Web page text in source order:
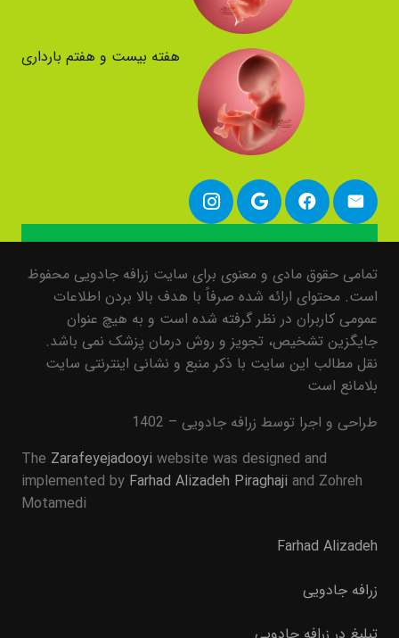
هفته بیست و هفتم بارداری
تمامی حقوق مادی و معنوی برای سایت زرافه جادویی محفوظ
است. محتوای ارائه شده صرفاً با هدف بالا بردن اطلاعات
عمومی کاربران در نظر گرفته شده است و به هیچ عنوان
جایگزین تشخیص، تجویز و روش درمان پزشک نمی باشد.
نقل مطالب این سایت با ذکر منبع و نشانی اینترنتی سایت
بلامانع است
طراحی و اجرا توسط زرافه جادویی – 1402
The Zarafeyejadooyi website was designed and
implemented by Farhad Alizadeh Piraghaji and Zohreh
Motamedi
Farhad Alizadeh
زرافه جادویی